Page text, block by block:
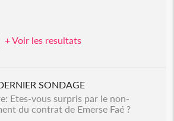
+ Voir les resultats
SONDAGE
Etes-vous surpris par le non-
du contrat de Emerse Faé ?